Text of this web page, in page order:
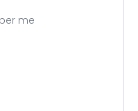
me